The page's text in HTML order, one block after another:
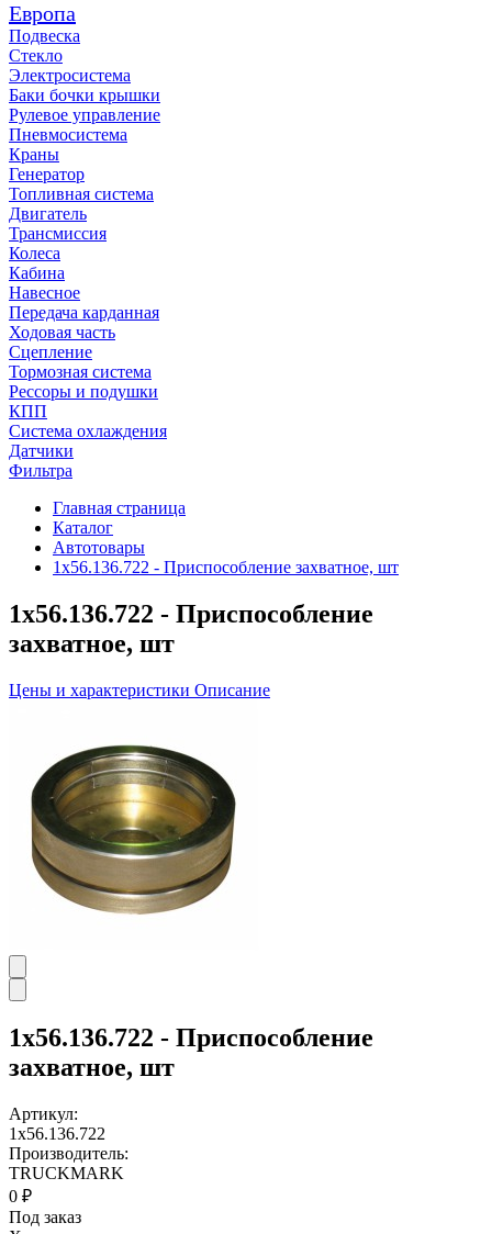
Европа
Подвеска
Стекло
Электросистема
Баки бочки крышки
Рулевое управление
Пневмосистема
Краны
Генератор
Топливная система
Двигатель
Трансмиссия
Колеса
Кабина
Навесное
Передача карданная
Ходовая часть
Сцепление
Тормозная система
Рессоры и подушки
КПП
Система охлаждения
Датчики
Фильтра
Главная страница
Каталог
Автотовары
1х56.136.722 - Приспособление захватное, шт
1х56.136.722 - Приспособление
захватное, шт
Цены и характеристики Описание
1х56.136.722 - Приспособление
захватное, шт
Артикул:
1х56.136.722
Производитель:
TRUCKMARK
0 ₽
Под заказ